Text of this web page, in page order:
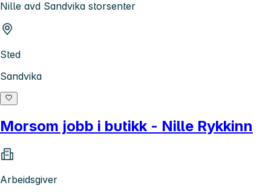
Nille avd Sandvika storsenter
Sted
Sandvika
Morsom jobb i butikk - Nille Rykkinn
Arbeidsgiver